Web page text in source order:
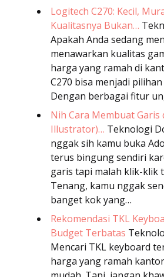
Logitech C270: Kecil,
Kualitasnya Bukan…
Apakah Anda sedang
menawarkan kualitas
harga yang ramah di
C270 bisa menjadi
Dengan berbagai fitur
Nih Cara Membuat Garis
Illustrator)… Teknologi
nggak sih kamu buka
terus bingung sendiri
garis tapi malah klik-klik
Tenang, kamu nggak
banget kok yang…
Rekomendasi TKL
Budget Terbatas
Mencari TKL keyboard
harga yang ramah